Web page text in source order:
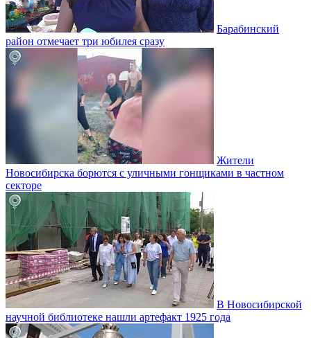
Барабинский
район отмечает три юбилея сразу
Жители
Новосибирска борются с уличными гонщиками в частном
секторе
В Новосибирской
научной библиотеке нашли артефакт 1925 года